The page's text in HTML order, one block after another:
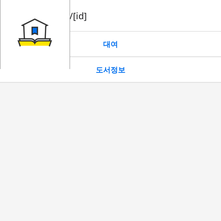
book/rent/[id]
대여
도서정보